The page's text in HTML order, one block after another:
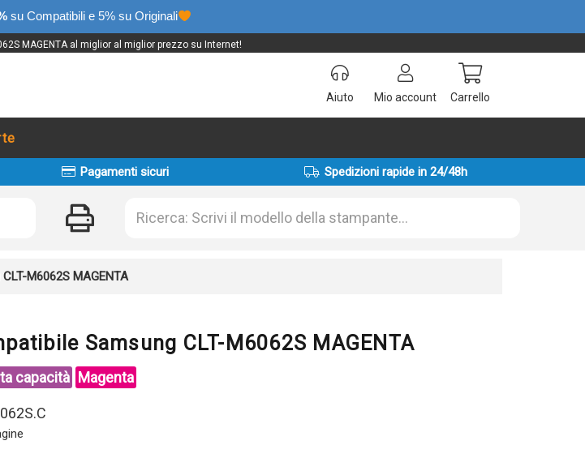
su Compatibili e 5% su Originali
MAGENTA al miglior al miglior prezzo su Internet!
Aiuto Mio account Carrello
Pagamenti sicuri Spedizioni rapide in 24/48h
M6062S MAGENTA
Samsung CLT-M6062S MAGENTA
capacità Magenta